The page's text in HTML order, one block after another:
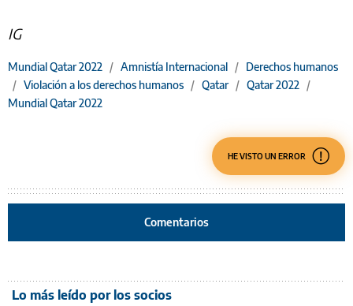
IG
Mundial Qatar 2022 / Amnistía Internacional / Derechos humanos
/ Violación a los derechos humanos / Qatar / Qatar 2022 /
Mundial Qatar 2022
HE VISTO UN ERROR
Comentarios
Lo más leído por los socios